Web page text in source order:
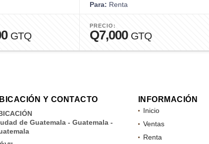
GTQ
Para: Renta
PRECIO:
Q7,000 GTQ
Y CONTACTO
de Guatemala - Guatemala -
INFORMACIÓN
Inicio
Ventas
Renta